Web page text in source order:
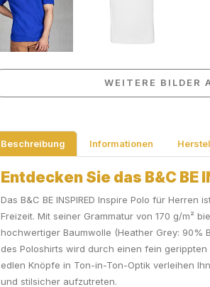
WEITERE BILDER
Beschreibung Informationen
Entdecken Sie das B&C BE
Das B&C BE INSPIRED Inspire Polo für
Freizeit. Mit seiner Grammatur von 170 g/m²
hochwertiger Baumwolle (Heather Grey: 90%
des Poloshirts wird durch einen fein
edlen Knöpfe in Ton-in-Ton-Optik verleihen
und stilsicher aufzutreten.